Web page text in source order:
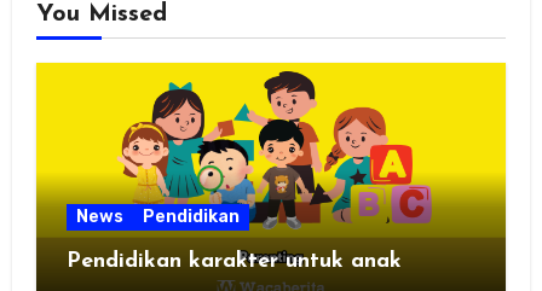
You Missed
News Pendidikan
Pendidikan karakter untuk anak